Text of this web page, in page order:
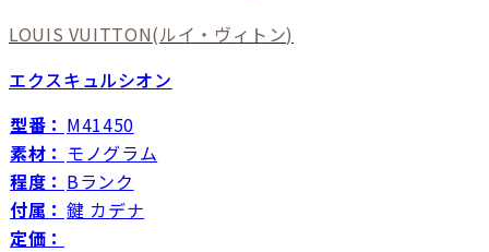
LOUIS VUITTON(ルイ・ヴィトン)
エクスキュルシオン
型番： M41450
素材： モノグラム
程度： Bランク
付属： 鍵 カデナ
定価：